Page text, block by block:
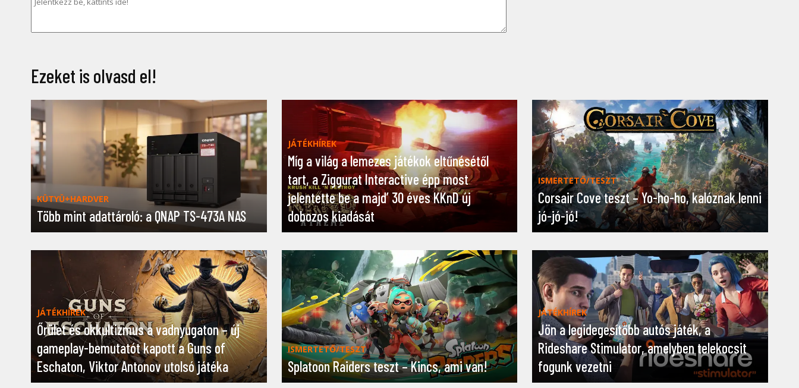
Ezeket is olvasd el!
KÜTYÜ+HARDVER
Több mint adattároló: a QNAP TS-473A NAS
JÁTÉKHÍREK
Míg a világ a lemezes játékok eltűnésétől
tart, a Ziggurat Interactive épp most
jelentette be a majd’ 30 éves KKnD új
dobozos kiadását
ISMERTETŐ/TESZT
Corsair Cove teszt – Yo-ho-ho, kalóznak lenni
jó-jó-jó!
JÁTÉKHÍREK
Őrület és okkultizmus a vadnyugaton – új
gameplay-bemutatót kapott a Guns of
Eschaton, Viktor Antonov utolsó játéka
ISMERTETŐ/TESZT
Splatoon Raiders teszt – Kincs, ami van!
JÁTÉKHÍREK
Jön a legidegesítőbb autós játék, a
Rideshare Stimulator, amelyben telekocsit
fogunk vezetni